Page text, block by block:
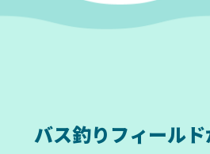
バス釣りフィールド